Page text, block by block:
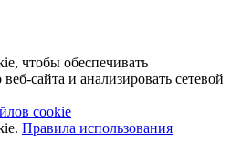
чтобы обеспечивать
сайта и анализировать сетевой
cookie
Правила использования